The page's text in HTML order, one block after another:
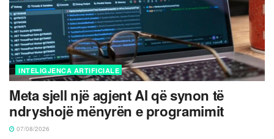
INTELIGJENCA ARTIFICIALE
Meta sjell një agjent AI që synon të
ndryshojë mënyrën e programimit
07/08/2026